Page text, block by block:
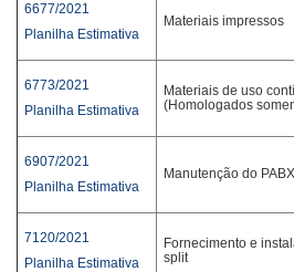
6677/2021
Planilha Estimativa
Materiais impressos
6773/2021
Planilha Estimativa
Materiais de uso
(Homologados
6907/2021
Planilha Estimativa
Manutenção do
7120/2021
Planilha Estimativa
Fornecimento e
split